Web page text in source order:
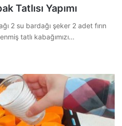
Tatlısı Yapımı
2 su bardağı şeker 2 adet fırın
tatlı kabağımızı…